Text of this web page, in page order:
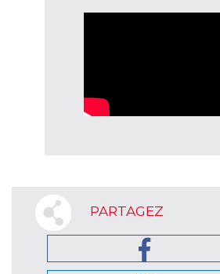
PARTAGEZ